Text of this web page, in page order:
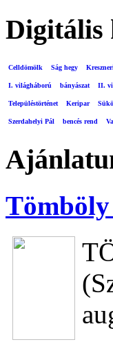
Digitális
Celldömölk Ság hegy
I. világháború bányászat II.
Településtörténet Keripar
Szerdahelyi Pál bencés rend
Tömböly